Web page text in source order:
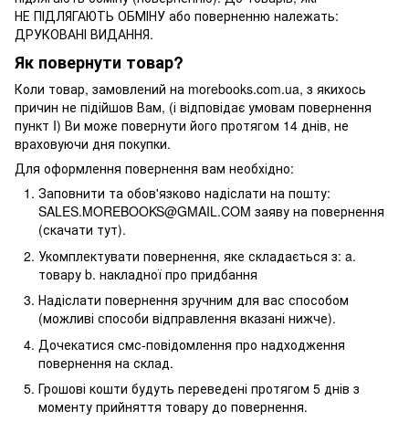
НЕ ПІДЛЯГАЮТЬ ОБМІНУ або поверненню належать:
ДРУКОВАНІ ВИДАННЯ.
Як повернути товар?
Коли товар, замовлений на morebooks.com.ua, з якихось
причин не підійшов Вам, (і відповідає умовам повернення
пункт I) Ви може повернути його протягом 14 днів, не
враховуючи дня покупки.
Для оформлення повернення вам необхідно:
Заповнити та обов'язково надіслати на пошту:
SALES.MOREBOOKS@GMAIL.COM заяву на повернення
(скачати тут).
Укомплектувати повернення, яке складається з: a.
товару b. накладної про придбання
Надіслати повернення зручним для вас способом
(можливі способи відправлення вказані нижче).
Дочекатися смс-повідомлення про надходження
повернення на склад.
Грошові кошти будуть переведені протягом 5 днів з
моменту прийняття товару до повернення.